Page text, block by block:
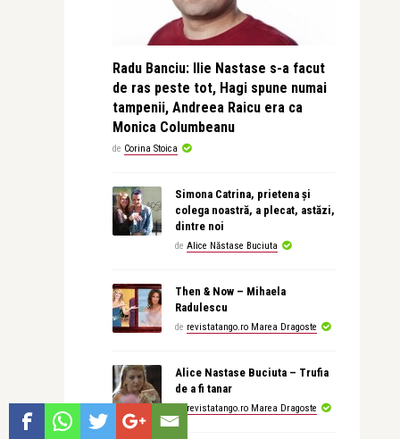
Radu Banciu: Ilie Nastase s-a facut
de ras peste tot, Hagi spune numai
tampenii, Andreea Raicu era ca
Monica Columbeanu
de Corina Stoica
Simona Catrina, prietena și
colega noastră, a plecat, astăzi,
dintre noi
de Alice Năstase Buciuta
Then & Now – Mihaela
Radulescu
de revistatango.ro Marea Dragoste
Alice Nastase Buciuta – Trufia
de a fi tanar
revistatango.ro Marea Dragoste